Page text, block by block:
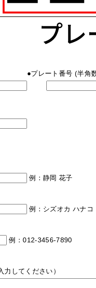
●プレート番号 (半角
例：静岡 花子
例：シズオカ ハナコ
例：012-3456-7890
力してください）